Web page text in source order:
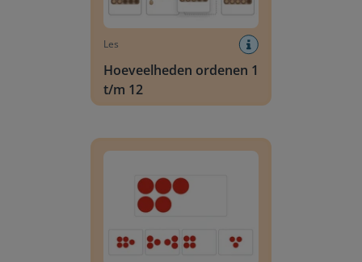
Les
Hoeveelheden ordenen 1
t/m 12